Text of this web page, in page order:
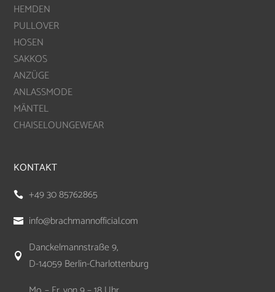
HEMDEN
PULLOVER
HOSEN
SAKKOS
ANZÜGE
ANLASSMODE
MÄNTEL
CHAISELOUNGEWEAR
KONTAKT
 +49 30 85762865
 info@brachmannofficial.com

Danckelmannstraße 9,
D-14059 Berlin-Charlottenburg